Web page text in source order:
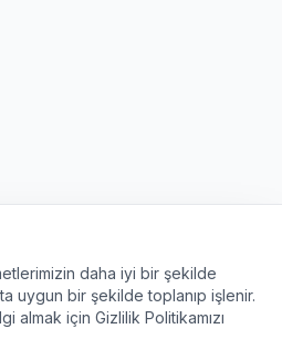
daha iyi bir şekilde
uygun bir şekilde toplanıp işlenir.
almak için Gizlilik Politikamızı